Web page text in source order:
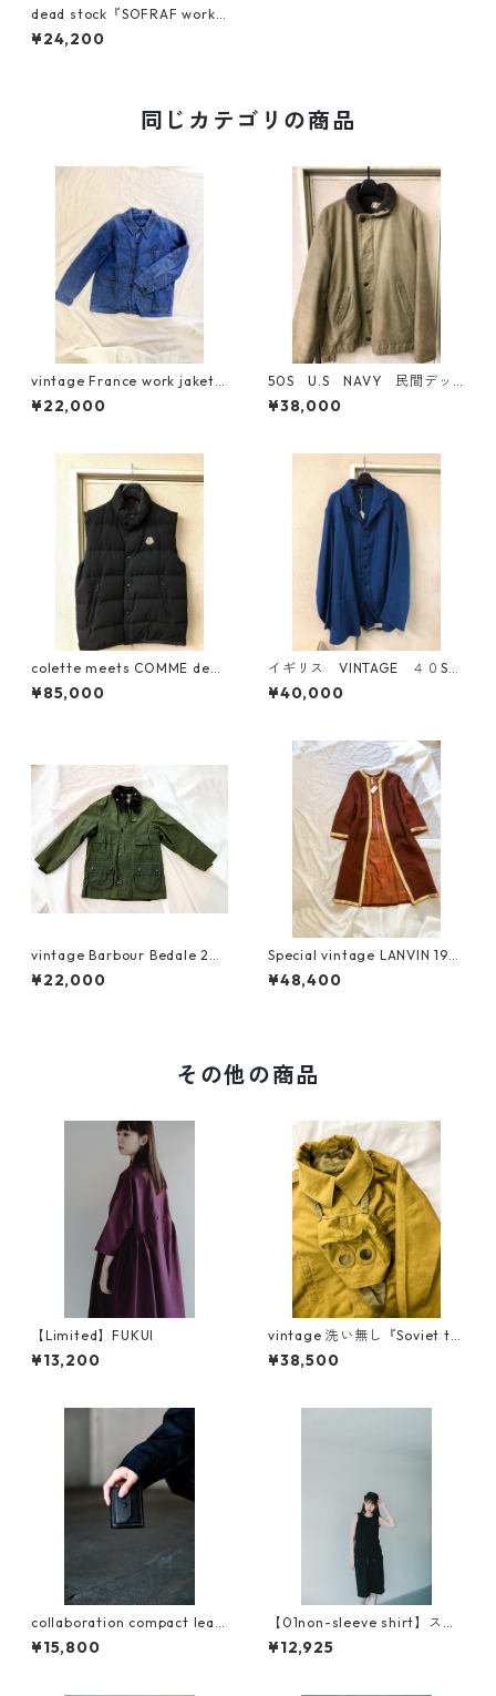
dead stock『SOFRAF work j
acket』Black chambray
¥24,200
同じカテゴリの商品
vintage France work jaket
40s〜50s モールスキン
¥22,000
50S U.S NAVY 民間デッ
キジャケット M寸
¥38,000
colette meets COMME des
GARCONS 限定 モンクレール
ウールギャバダウンベスト
¥85,000
イギリス VINTAGE ４０S
ホスピタルジャケット
¥40,000
vintage Barbour Bedale 26 1
988年製 3ワラント
¥22,000
Special vintage LANVIN 193
0s リメイク
¥48,400
その他の商品
【Limited】FUKUI
¥13,200
vintage 洗い無し『Soviet ta
nkers jacket』dead stock
¥38,500
collaboration compact leat
her wallet
¥15,800
【01non-sleeve shirt】スビ
ンプラチナム使用
¥12,925